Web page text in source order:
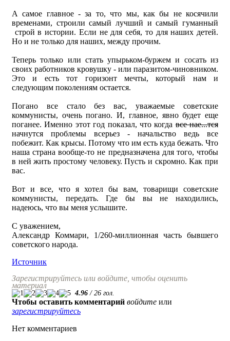
А самое главное - за то, что мы, как бы не косячили
временами, строили самый лучший и самый гуманный
строй в истории. Если не для себя, то для наших детей.
Но и не только для наших, между прочим.
Теперь только или стать упырьком-буржем и сосать из
своих работников кровушку - или паразитом-чиновником.
Это и есть тот горизонт мечты, который нам и
следующим поколениям остается.
Погано все стало без вас, уважаемые советские
коммунисты, очень погано. И, главное, явно будет еще
поганее. Именно этот год показал, что когдавсе нае...тся
начнутся проблемы всерьез - начальство ведь все
побежит. Как крысы. Потому что им есть куда бежать. Что
наша страна вообще-то не предназначена для того, чтобы
в ней жить простому человеку. Пусть и скромно. Как при
вас.
Вот и все, что я хотел бы вам, товарищи советские
коммунисты, передать. Где бы вы не находились,
надеюсь, что вы меня услышите.
С уважением,
Александр Коммари, 1/260-миллионная часть бывшего
советского народа.
Источник
Зарегистрируйтесь или войдите, чтобы оценить
материал
4.96 / 26 гол.
Чтобы оставить комментарий войдите или
зарегистрируйтесь
Нет комментариев